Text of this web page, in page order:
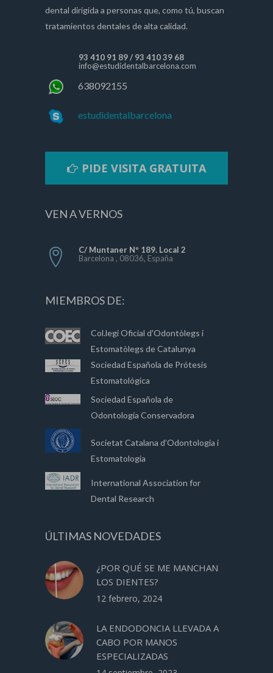
dental dirigida a personas que, como tú, buscan
tratamientos dentales de alta calidad.
93 410 91 89/ 93 410 39 68
info@estudidentalbarcelona.com
638092155
estudidentalbarcelona
PIDE VISITA GRATUITA
VEN A VERNOS
C/ Muntaner Nº 189. Local 2
Barcelona , 08036, España
MIEMBROS DE:
Col.legi Oficial d'Odontòlegs i
Estomatòlegs de Catalunya
Sociedad Española de Prótesis
Estomatológica
Sociedad Española de
Odontología Conservadora
Societat Catalana d’Odontologia i
Estomatologia
International Association for
Dental Research
ÚLTIMAS NOVEDADES
¿POR QUÉ SE ME MANCHAN
LOS DIENTES?
12 febrero, 2024
LA ENDODONCIA LLEVADA A
CABO POR MANOS
ESPECIALIZADAS